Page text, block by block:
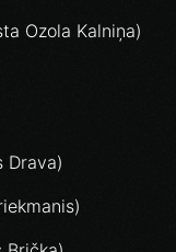
Ozola Kalniņa)
Drava)